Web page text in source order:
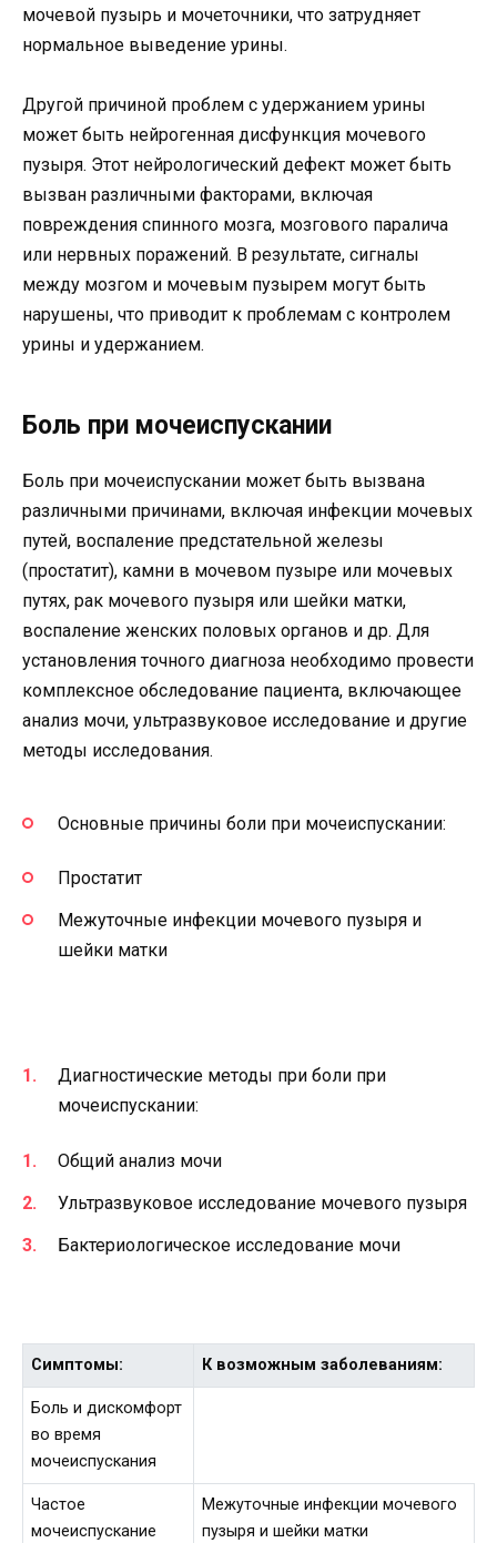
мочевой пузырь и мочеточники, что затрудняет
нормальное выведение урины.
Другой причиной проблем с удержанием урины
может быть нейрогенная дисфункция мочевого
пузыря. Этот нейрологический дефект может быть
вызван различными факторами, включая
повреждения спинного мозга, мозгового паралича
или нервных поражений. В результате, сигналы
между мозгом и мочевым пузырем могут быть
нарушены, что приводит к проблемам с контролем
урины и удержанием.
Боль при мочеиспускании
Боль при мочеиспускании может быть вызвана
различными причинами, включая инфекции мочевых
путей, воспаление предстательной железы
(простатит), камни в мочевом пузыре или мочевых
путях, рак мочевого пузыря или шейки матки,
воспаление женских половых органов и др. Для
установления точного диагноза необходимо провести
комплексное обследование пациента, включающее
анализ мочи, ультразвуковое исследование и другие
методы исследования.
Основные причины боли при мочеиспускании:
Простатит
Межуточные инфекции мочевого пузыря и
шейки матки
Диагностические методы при боли при
мочеиспускании:
Общий анализ мочи
Ультразвуковое исследование мочевого пузыря
Бактериологическое исследование мочи
Симптомы: К возможным заболеваниям:
Боль и дискомфорт
во время
мочеиспускания
Частое
мочеиспускание
Межуточные инфекции мочевого
пузыря и шейки матки